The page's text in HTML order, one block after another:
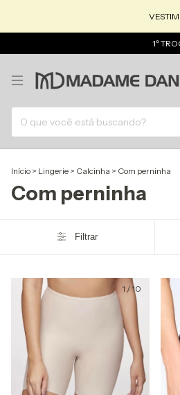
1º
Início > Lingerie > Calcinha > Com perninha
Com perninha
Filtrar
1 /10